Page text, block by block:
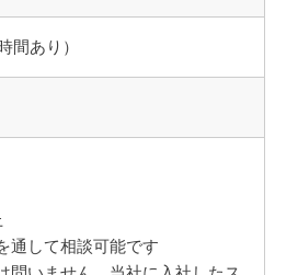
間あり）
通して相談可能です